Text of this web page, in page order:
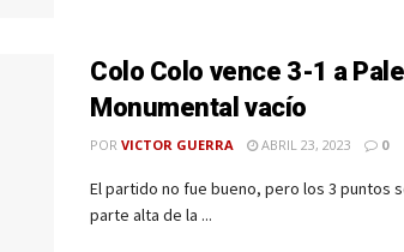
Colo Colo vence 3-1 a
Monumental vacío
POR VICTOR GUERRA ABRIL 23, 2023 0
El partido no fue bueno, pero los 3 puntos
parte alta de la ...